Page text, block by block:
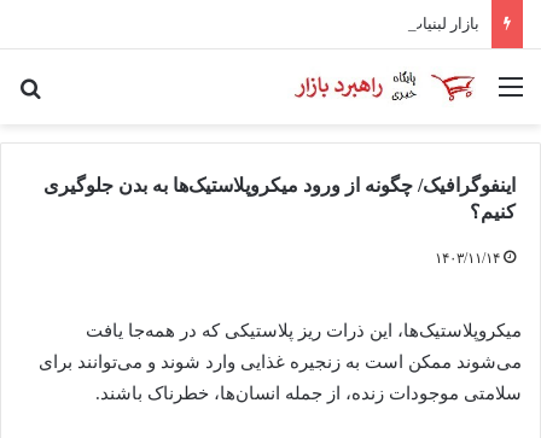
بازار لبنیات در انتظار بازگشت تقاضا/ شوک قیمتی به صلاح نیست
منو
اینفوگرافیک/ چگونه از ورود میکروپلاستیک‌ها به بدن جلوگیری
کنیم؟
۱۴۰۳/۱۱/۱۴
میکروپلاستیک‌ها، این ذرات ریز پلاستیکی که در همه‌جا یافت
می‌شوند ممکن است به زنجیره غذایی وارد شوند و می‌توانند برای
سلامتی موجودات زنده، از جمله انسان‌ها، خطرناک باشند.